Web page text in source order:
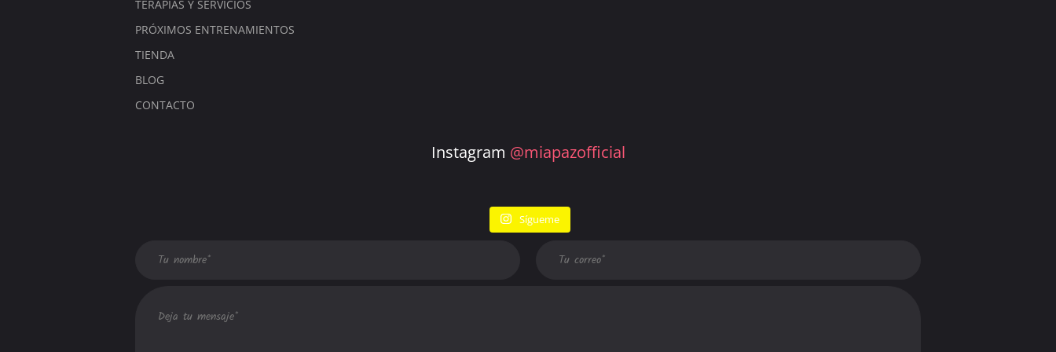
TERAPIAS Y SERVICIOS
PRÓXIMOS ENTRENAMIENTOS
TIENDA
BLOG
CONTACTO
Instagram @miapazofficial
Sígueme